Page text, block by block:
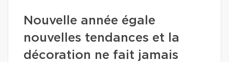
Nouvelle année égale
nouvelles tendances et la
décoration ne fait jamais